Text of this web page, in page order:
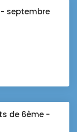
septembre
de 6ème -